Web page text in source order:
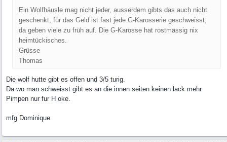
Ein Wolfhäusle mag nicht jeder, ausserdem gibts das auch nicht
geschenkt, für das Geld ist fast jede G-Karosserie geschweisst,
da geben viele zu früh auf. Die G-Karosse hat rostmässig nix
heimtückisches.
Grüsse
Thomas
Die wolf hutte gibt es offen und 3/5 turig.
Da wo man schweisst gibt es an die innen seiten keinen lack mehr
Pimpen nur fur H oke.
mfg Dominique